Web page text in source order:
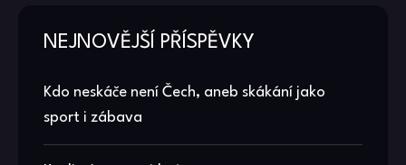
NEJNOVĚJŠÍ PŘÍSPĚVKY
Kdo neskáče není Čech, aneb skákání jako
sport i zábava